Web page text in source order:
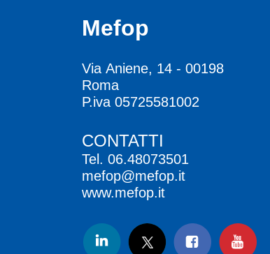
Mefop
Via Aniene, 14 - 00198
Roma
P.iva 05725581002
CONTATTI
Tel. 06.48073501
mefop@mefop.it
www.mefop.it